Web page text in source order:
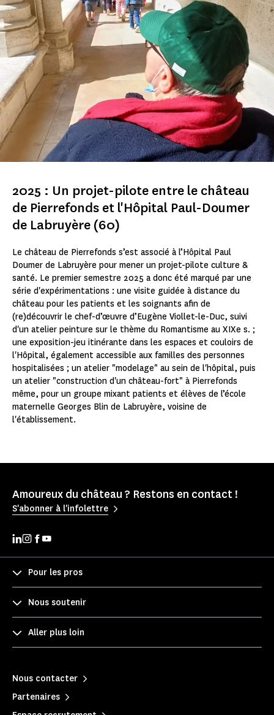
2025 : Un projet-pilote entre le château
de Pierrefonds et l'Hôpital Paul-Doumer
de Labruyère (60)
Le château de Pierrefonds s’est associé à l’Hôpital Paul
Doumer de Labruyère pour mener un projet-pilote culture &
santé. Le premier semestre 2025 a donc été marqué par une
série d'expérimentations : une visite guidée à distance du
château pour les patients et les soignants afin de
(re)découvrir le chef-d’œuvre d’Eugène Viollet-le-Duc, suivi
d'un atelier peinture sur le thème du Romantisme au XIXe s. ;
une exposition-jeu itinérante dans les espaces et couloirs de
l'Hôpital, également accessible aux familles des personnes
hospitalisées ; un atelier "modelage" au sein de l'hôpital, puis
un atelier "construction d'un château-fort" à Pierrefonds
même, pour un groupe mixant patients et élèves de l’école
maternelle Georges Blin de Labruyère, voisine de
l'établissement.
Amoureux du château ? Restons en contact !
S'abonner à l'infolettre
Pour les pros
Nous soutenir
Aller plus loin
Nous contacter
Partenaires